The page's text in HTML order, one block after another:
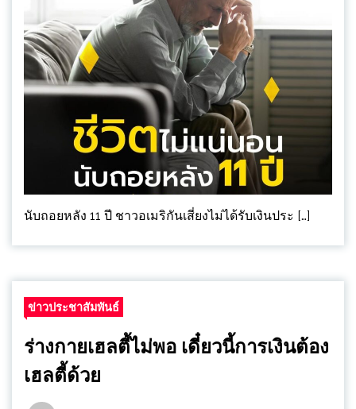
นับถอยหลัง 11 ปี ชาวอเมริกันเสี่ยงไม่ได้รับเงินประ […]
ข่าวประชาสัมพันธ์
ร่างกายเฮลตี้ไม่พอ เดี๋ยวนี้การเงินต้อง
เฮลตี้ด้วย